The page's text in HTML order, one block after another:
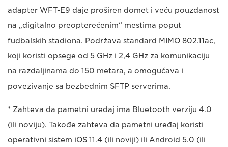
adapter WFT-E9 daje proširen domet i veću pouzdanost
na „digitalno preopterećenim“ mestima poput
fudbalskih stadiona. Podržava standard MIMO 802.11ac,
koji koristi opsege od 5 GHz i 2,4 GHz za komunikaciju
na razdaljinama do 150 metara, a omogućava i
povezivanje sa bezbednim SFTP serverima.
* Zahteva da pametni uređaj ima Bluetooth verziju 4.0
(ili noviju). Takođe zahteva da pametni uređaj koristi
operativni sistem iOS 11.4 (ili noviji) ili Android 5.0 (ili